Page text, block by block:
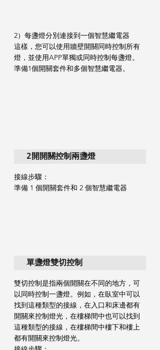
2）每盞燈分別連接到一個智慧繼電器
這樣，您可以使用牆壁開關同時控制所有
燈，並使用APP單獨或同時控制每盞燈。
準備1個開關套件和多個智慧繼電器。
2開開關控制兩盞燈
接線步驟：
準備 1 個開關套件和 2 個智慧繼電器
單盞燈雙切控制
雙切控制是指兩個開關在不同的地方，可
以同時控制一盞燈。例如，在臥室中可以
找到這種類型的接線，在入口和床邊都有
開關來控制燈光，在樓梯間中也可以找到
這種類型的接線，在樓梯間中樓下和樓上
都有開關來控制燈光。